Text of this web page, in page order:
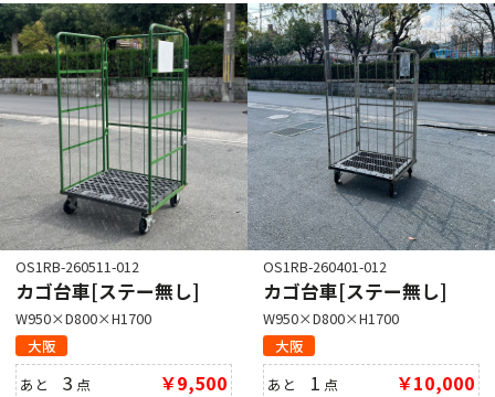
OS1RB-260511-012
カゴ台車[ステー無し]
W950×D800×H1700
大阪
あと3 点 ￥9,500
OS1RB-260401-012
カゴ台車[ステー無し]
W950×D800×H1700
大阪
あと 1 点 ￥10,000